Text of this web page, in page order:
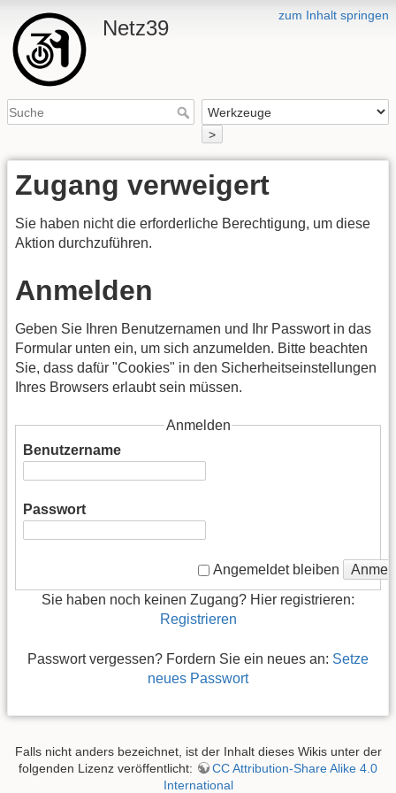
zum Inhalt springen
Netz39
>
Zugang verweigert
Sie haben nicht die erforderliche Berechtigung, um diese
Aktion durchzuführen.
Anmelden
Geben Sie Ihren Benutzernamen und Ihr Passwort in das
Formular unten ein, um sich anzumelden. Bitte beachten
Sie, dass dafür "Cookies" in den Sicherheitseinstellungen
Ihres Browsers erlaubt sein müssen.
Anmelden
Benutzername
Passwort
Angemeldet bleiben
Sie haben noch keinen Zugang? Hier registrieren:
Registrieren
Passwort vergessen? Fordern Sie ein neues an: Setze
neues Passwort
Falls nicht anders bezeichnet, ist der Inhalt dieses Wikis unter der
folgenden Lizenz veröffentlicht:
CC Attribution-Share Alike 4.0
International